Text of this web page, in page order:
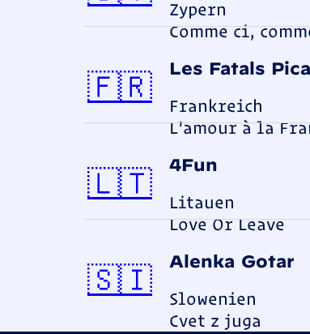
Zypern
Comme ci,
Les Fatals
Frankreich
L'amour à la
🇫🇷
4Fun
Litauen
Love Or Leave
🇱🇹Litauen
Alenka Gotar
Slowenien
Cvet z juga
🇸🇮